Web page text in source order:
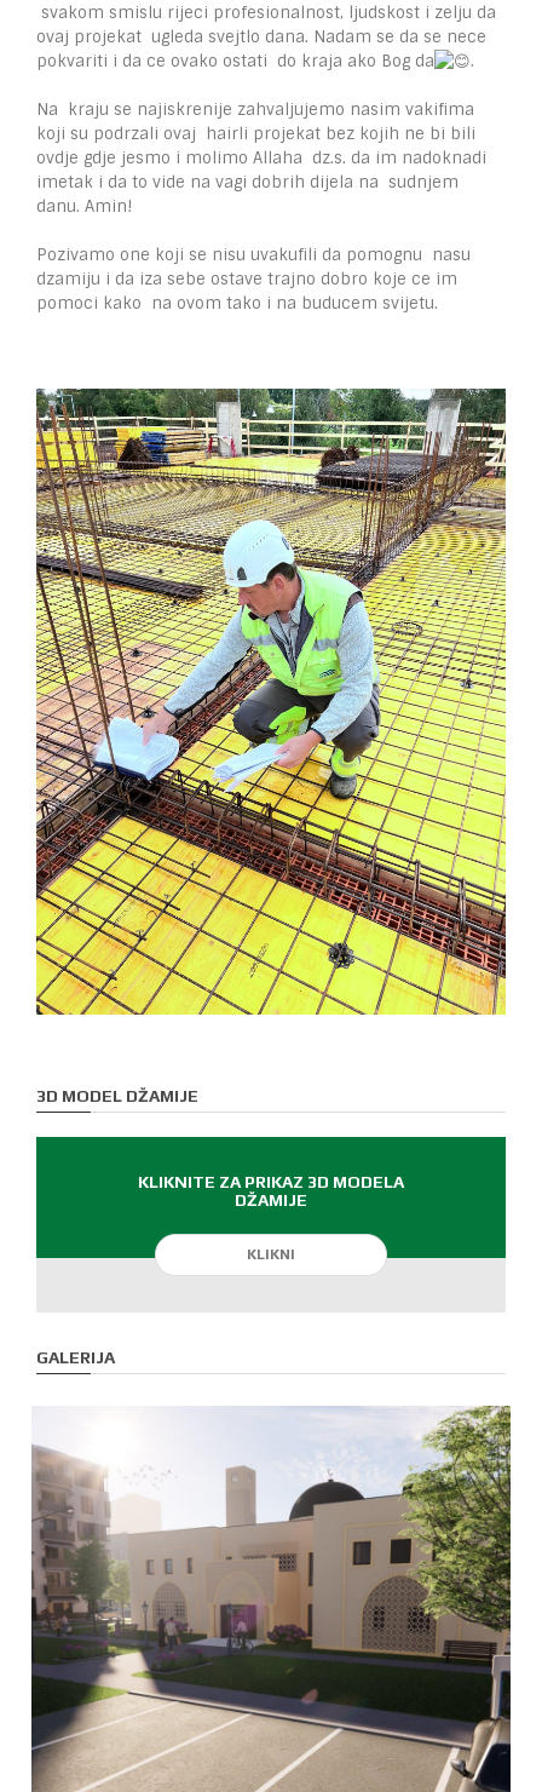
svakom smislu rijeci profesionalnost, ljudskost i zelju da
ovaj projekat ugleda svejtlo dana. Nadam se da se nece
pokvariti i da ce ovako ostati do kraja ako Bog da
.
Na kraju se najiskrenije zahvaljujemo nasim vakifima
koji su podrzali ovaj hairli projekat bez kojih ne bi bili
ovdje gdje jesmo i molimo Allaha dz.s. da im nadoknadi
imetak i da to vide na vagi dobrih dijela na sudnjem
danu. Amin!
Pozivamo one koji se nisu uvakufili da pomognu nasu
dzamiju i da iza sebe ostave trajno dobro koje ce im
pomoci kako na ovom tako i na buducem svijetu.
3D MODEL DŽAMIJE
KLIKNITE ZA PRIKAZ 3D MODELA
DŽAMIJE
GALERIJA